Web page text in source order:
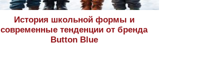
История школьной формы и
современные тенденции от бренда
Button Blue